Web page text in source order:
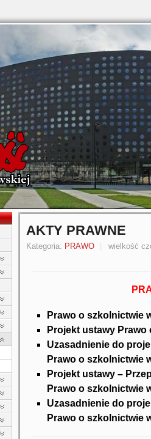
AKTY PRAWNE
Kategoria: PRAWO wielkość
Prawo o szkolnictwie
Projekt ustawy Prawo
Uzasadnienie do
Prawo o szkolnictwie
Projekt ustawy –
Prawo o szkolnictwie
Uzasadnienie do
Prawo o szkolnictwie